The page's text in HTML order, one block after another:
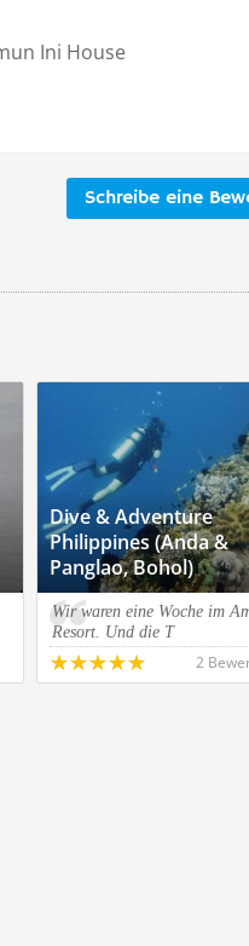
Ini House
Schreibe eine
Dive & Adventure
Philippines (Anda &
Panglao, Bohol)
Wir waren eine Woche im
Resort. Und die T
2